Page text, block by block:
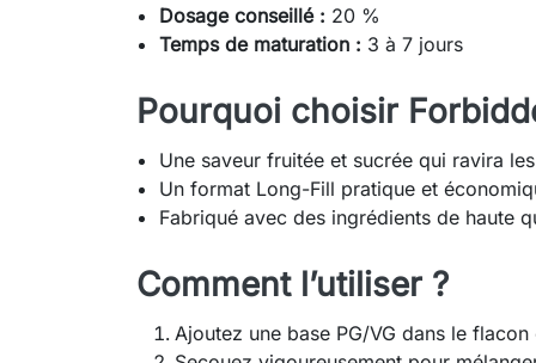
Dosage conseillé : 20 %
Temps de maturation : 3 à 7 jours
Pourquoi choisir
Une saveur fruitée et sucrée qui ravira
Un format Long-Fill pratique et
Fabriqué avec des ingrédients de haute
Comment l’utiliser ?
Ajoutez une base PG/VG dans le